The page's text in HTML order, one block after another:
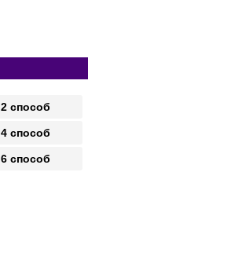
2 способ
4 способ
6 способ